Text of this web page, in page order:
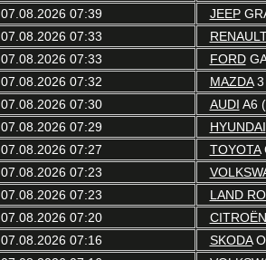
07.08.2026 07:39 JEEP
07.08.2026 07:33
07.08.2026 07:33 FORD
07.08.2026 07:32 MAZDA3
07.08.2026 07:30 AUDI A6
07.08.2026 07:29 HYUNDAI
07.08.2026 07:27 TOYOTA
07.08.2026 07:23
07.08.2026 07:23 LAND
07.08.2026 07:20 CITROËN
07.08.2026 07:16 SKODA